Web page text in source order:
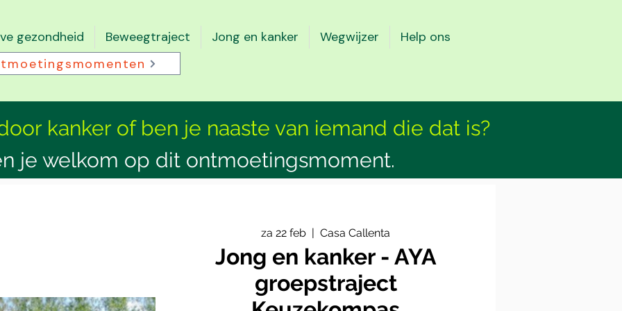
gezondheid Beweegtraject Jong en kanker Wegwijzer
Help ons
kanker of ben je naaste van iemand die dat is?
je welkom op dit ontmoetingsmoment.
za 22 feb
  |
Casa Callenta
Jong en kanker - AYA
groepstraject